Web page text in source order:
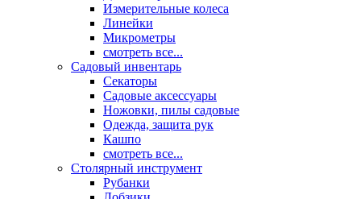
Измерительные колеса
Линейки
Микрометры
смотреть все...
Садовый инвентарь
Секаторы
Садовые аксессуары
Ножовки, пилы садовые
Одежда, защита рук
Кашпо
смотреть все...
Столярный инструмент
Рубанки